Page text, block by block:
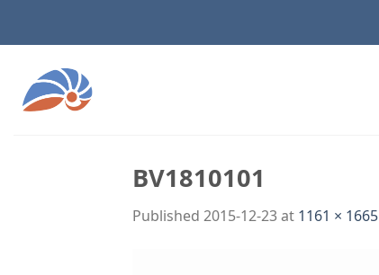
BV1810101
Published 2015-12-23at 1161 × 1665